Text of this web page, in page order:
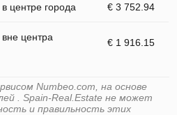
центре города € 3 752.94
центра
€ 1 916.15
Numbeo.com, на основе
. Spain-Real.Estate не может
и правильность этих